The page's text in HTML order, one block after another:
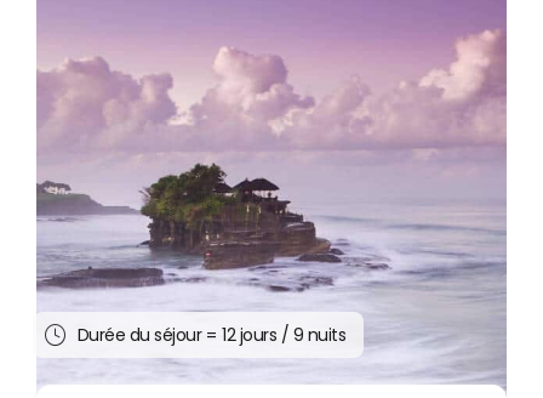
Durée du séjour = 12 jours / 9 nuits